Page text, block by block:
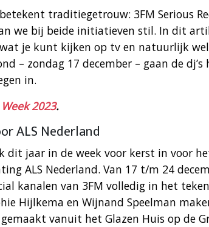
traditiegetrouw: 3FM Serious
we bij beide initiatieven stil. In dit
wat je kunt kijken op tv en natuurlijk
– zondag 17 december – gaan de dj’s
in.
2023.
ALS Nederland
dit jaar in de week voor kerst in voor
ALS Nederland. Van 17 t/m 24
kanalen van 3FM volledig in het
Hijlkema en Wijnand Speelman
vanuit het Glazen Huis op de